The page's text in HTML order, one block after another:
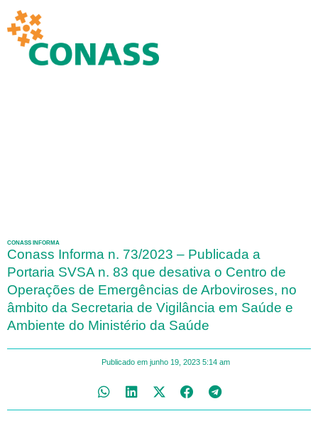
CONASS INFORMA
Conass Informa n. 73/2023 – Publicada a
Portaria SVSA n. 83 que desativa o Centro de
Operações de Emergências de Arboviroses, no
âmbito da Secretaria de Vigilância em Saúde e
Ambiente do Ministério da Saúde
Publicado em junho 19, 2023 5:14 am